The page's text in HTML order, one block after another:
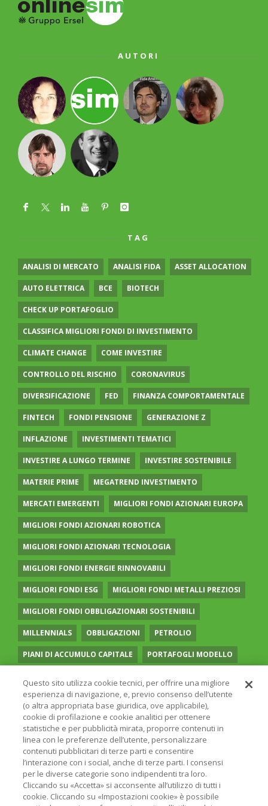
AUTORI
TAG
ANALISI DI MERCATO ANALISI FIDA ASSET ALLOCATION
AUTO ELETTRICA BCE BIOTECH
CHECK UP PORTAFOGLIO
CLASSIFICA MIGLIORI FONDI DI INVESTIMENTO
CLIMATE CHANGE COME INVESTIRE
CONTROLLO DEL RISCHIO CORONAVIRUS
DIVERSIFICAZIONE FED FINANZA COMPORTAMENTALE
FINTECH FONDI PENSIONE GENERAZIONE Z
INFLAZIONE INVESTIMENTI TEMATICI
INVESTIRE A LUNGO TERMINE INVESTIRE SOSTENIBILE
MATERIE PRIME MEGATREND INVESTIMENTO
MERCATI EMERGENTI MIGLIORI FONDI AZIONARI EUROPA
MIGLIORI FONDI AZIONARI ROBOTICA
MIGLIORI FONDI AZIONARI TECNOLOGIA
MIGLIORI FONDI ENERGIE RINNOVABILI
MIGLIORI FONDI ESG MIGLIORI FONDI METALLI PREZIOSI
MIGLIORI FONDI OBBLIGAZIONARI SOSTENIBILI
MILLENNIALS OBBLIGAZIONI PETROLIO
PIANI DI ACCUMULO CAPITALE PORTAFOGLI MODELLO
RISPARMIO GESTITO SOCIAL MEDIA STILE VALUE
TASSI UGUAGLIANZA DI GENERE VOLATILITÀ
© 2026 ONLINE SIM - ONLINE SIM È UNA SOCIETÀ DEL
GRUPPO BANCARIOERSEL - P.IVA 12927410154
Questo sito utilizza cookie tecnici, per offrire una migliore
esperienza di navigazione, e, previo consenso dell’utente
(o altra appropriata base giuridica, ove applicabile),
cookie di profilazione e cookie analitici per ottenere
statistiche e per pubblicità mirata, proporre contenuti in
linea con le preferenze dell’utente, personalizzare
contenuti pubblicitari di terze parti e consentire
l’interazione con i social, anche di terze parti. I consensi
per le diverse categorie sono indipendenti tra loro.
Cliccando su «Accetta» si acconsente all’utilizzo di tutti i
cookie. Cliccando su «Impostazioni cookie» è possibile